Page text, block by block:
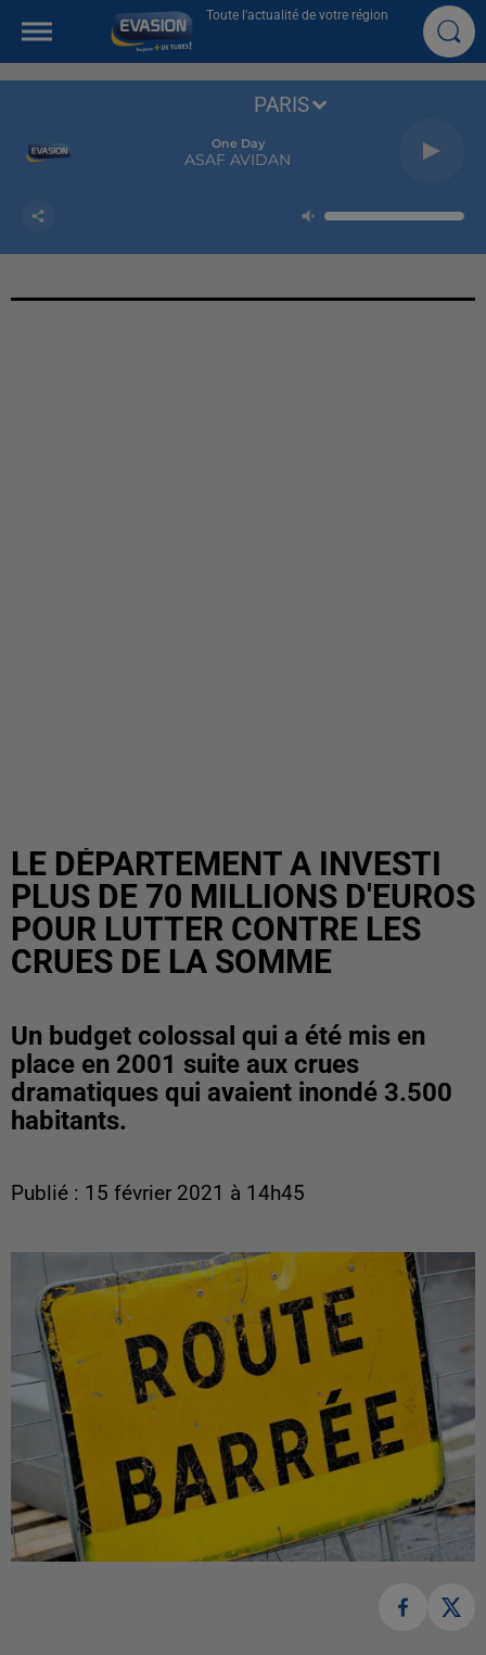
Toute l'actualité de votre région
One Day
ASAF AVIDAN
PARIS
LE DÉPARTEMENT A INVESTI
PLUS DE 70 MILLIONS D'EUROS
POUR LUTTER CONTRE LES
CRUES DE LA SOMME
Un budget colossal qui a été mis en
place en 2001 suite aux crues
dramatiques qui avaient inondé 3.500
habitants.
Publié : 15 février 2021 à 14h45